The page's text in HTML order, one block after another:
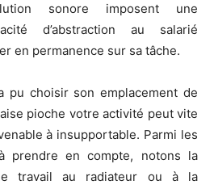
sonore imposent une
d’abstraction au salarié
en permanence sur sa tâche.
pu choisir son emplacement de
pioche votre activité peut vite
à insupportable. Parmi les
prendre en compte, notons la
travail au radiateur ou à la